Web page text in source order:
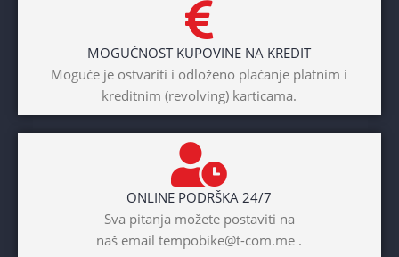
BICIKLI-TIP RAMA
Prednji amotrizer
MOGUĆNOST KUPOVINE NA KREDIT
Moguće je ostvariti i odloženo plaćanje platnim i
kreditnim (revolving) karticama.
ONLINE PODRŠKA 24/7
Sva pitanja možete postaviti na
naš email tempobike@t-com.me .